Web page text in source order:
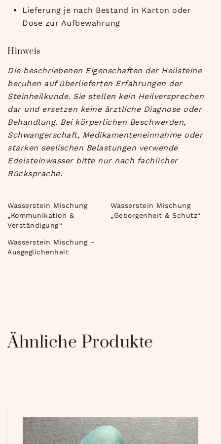
Lieferung je nach Bestand in Karton oder
Dose zur Aufbewahrung
Hinweis
Die beschriebenen Eigenschaften der Heilsteine
beruhen auf überlieferten Erfahrungen der
Steinheilkunde. Sie stellen kein Heilversprechen
dar und ersetzen keine ärztliche Diagnose oder
Behandlung. Bei körperlichen Beschwerden,
Schwangerschaft, Medikamenteneinnahme oder
starken seelischen Belastungen verwende
Edelsteinwasser bitte nur nach fachlicher
Rücksprache.
Wasserstein Mischung
„Kommunikation &
Verständigung“
Wasserstein Mischung
„Geborgenheit & Schutz“
Wasserstein Mischung –
Ausgeglichenheit
Ähnliche Produkte